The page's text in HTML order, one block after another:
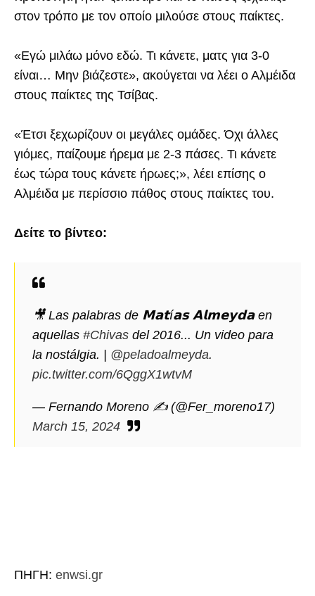
στον τρόπο με τον οποίο μιλούσε στους παίκτες.
«Εγώ μιλάω μόνο εδώ. Τι κάνετε, ματς για 3-0
είναι… Μην βιάζεστε», ακούγεται να λέει ο Αλμέιδα
στους παίκτες της Τσίβας.
«Έτσι ξεχωρίζουν οι μεγάλες ομάδες. Όχι άλλες
γιόμες, παίζουμε ήρεμα με 2-3 πάσες. Τι κάνετε
έως τώρα τους κάνετε ήρωες;», λέει επίσης ο
Αλμέιδα με περίσσιο πάθος στους παίκτες του.
Δείτε το βίντεο:
🎥 Las palabras de 𝗠𝗮𝘁í𝗮𝘀 𝗔𝗹𝗺𝗲𝘆𝗱𝗮 en
aquellas #Chivas del 2016... Un video para
la nostálgia. | @peladoalmeyda.
pic.twitter.com/6QggX1wtvM
— Fernando Moreno ✍ (@Fer_moreno17)
March 15, 2024
ΠΗΓΗ: enwsi.gr